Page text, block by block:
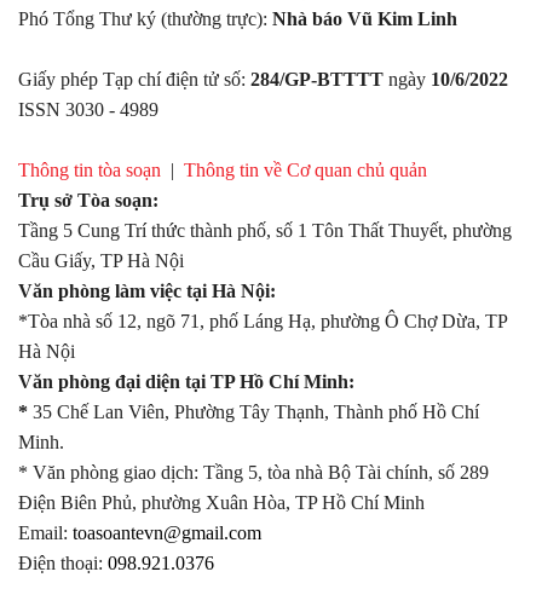
Phó Tổng Thư ký (thường trực): Nhà báo Vũ Kim Linh
Giấy phép Tạp chí điện tử số: 284/GP-BTTTT ngày 10/6/2022
ISSN 3030 - 4989
Thông tin tòa soạn | Thông tin về Cơ quan chủ quản
Trụ sở Tòa soạn:
Tầng 5 Cung Trí thức thành phố, số 1 Tôn Thất Thuyết, phường
Cầu Giấy, TP Hà Nội
Văn phòng làm việc tại Hà Nội:
*Tòa nhà số 12, ngõ 71, phố Láng Hạ, phường Ô Chợ Dừa, TP
Hà Nội
Văn phòng đại diện tại TP Hồ Chí Minh:
* 35 Chế Lan Viên, Phường Tây Thạnh, Thành phố Hồ Chí
Minh.
* Văn phòng giao dịch: Tầng 5, tòa nhà Bộ Tài chính, số 289
Điện Biên Phủ, phường Xuân Hòa, TP Hồ Chí Minh
Email: toasoantevn@gmail.com
Điện thoại: 098.921.0376